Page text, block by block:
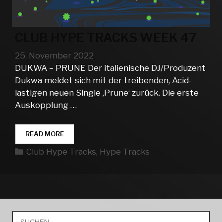
25. November 2022
DUKWA – PRUNE Der italienische DJ/Produzent
Dukwa meldet sich mit der treibenden, Acid-
lastigen neuen Single ‚Prune‘ zurück. Die erste
Auskopplung …
READ MORECLUB
HYPE
TRACKS
Kategorien
Club Hype Tracks, Hype Tracks